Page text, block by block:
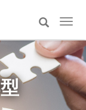
選
切
換
搜
尋